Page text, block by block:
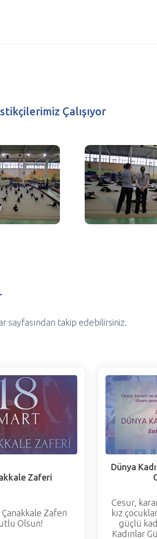
Çalışıyor
takip edebilirsiniz.
Zaferi
Zaferi
Olsun!
Dünya
Cesur,
kız
güçlü
Kadınlar